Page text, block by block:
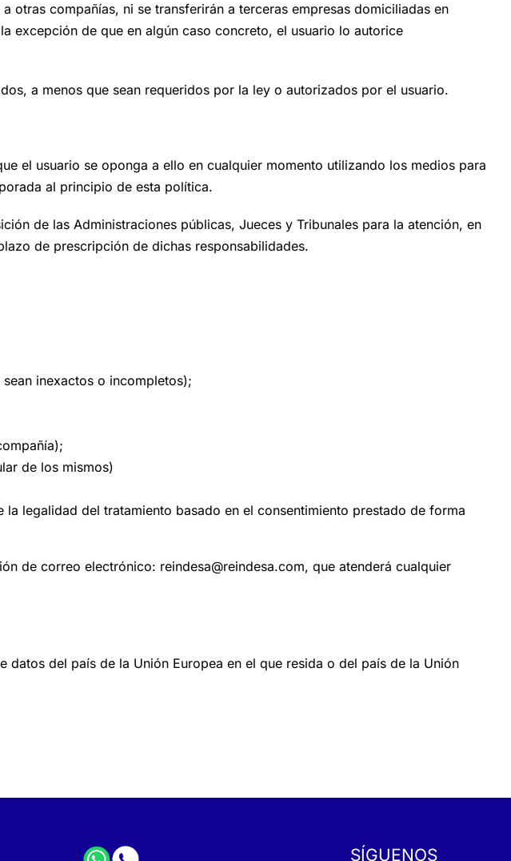
otras compañías, ni se transferirán a terceras empresas domiciliadas en
excepción de que en algún caso concreto, el usuario lo autorice
a menos que sean requeridos por la ley o autorizados por el usuario.
el usuario se oponga a ello en cualquier momento utilizando los medios para
al principio de esta política.
de las Administraciones públicas, Jueces y Tribunales para la atención, en
de prescripción de dichas responsabilidades.
inexactos o incompletos);
de los mismos)
legalidad del tratamiento basado en el consentimiento prestado de forma
de correo electrónico: reindesa@reindesa.com, que atenderá cualquier
del país de la Unión Europea en el que resida o del país de la Unión
SÍGUENOS